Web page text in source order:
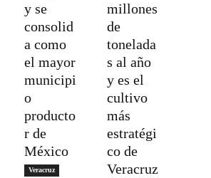
y se
consolid
a como
el mayor
municipi
o
producto
r de
México
Veracruz
millones
de
tonelada
s al año
y es el
cultivo
más
estratégi
co de
Veracruz